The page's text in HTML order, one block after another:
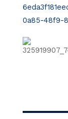
0a85-48f9-